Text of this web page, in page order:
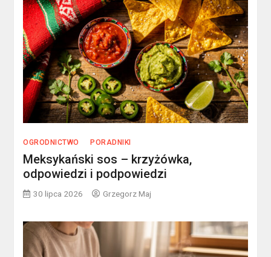
OGRODNICTWO PORADNIKI
Meksykański sos – krzyżówka,
odpowiedzi i podpowiedzi
30 lipca 2026 Grzegorz Maj